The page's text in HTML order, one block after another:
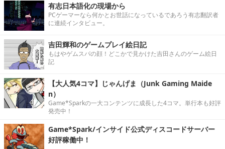
有志日本語化の現場から
PCゲーマーなら何かとお世話になっているであろう有志翻訳者
に連続インタビュー。
吉田輝和のゲームプレイ絵日記
もはやゲムスパの顔！どこかで見かけた吉田さんのゲーム絵日
記
【大人気4コマ】じゃんげま（Junk Gaming Maide
n）
Game*Sparkの一大コンテンツに成長した4コマ。単行本も好評
発売中！
Game*Spark/インサイド公式ディスコードサーバー
好評稼働中！